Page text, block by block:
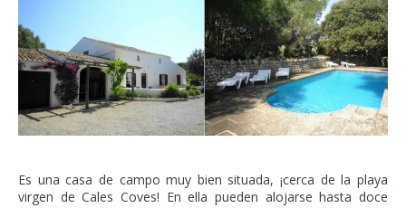
Es una casa de campo muy bien situada, ¡cerca de la playa
virgen de Cales Coves! En ella pueden alojarse hasta doce